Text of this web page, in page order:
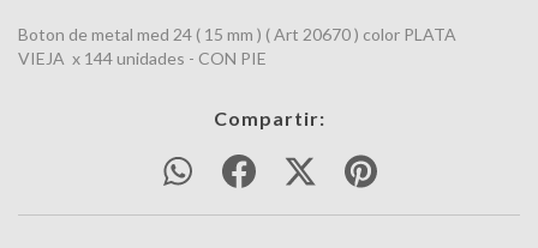
Boton de metal med 24 ( 15 mm ) ( Art 20670 ) color PLATA
VIEJA x 144 unidades - CON PIE
Compartir: